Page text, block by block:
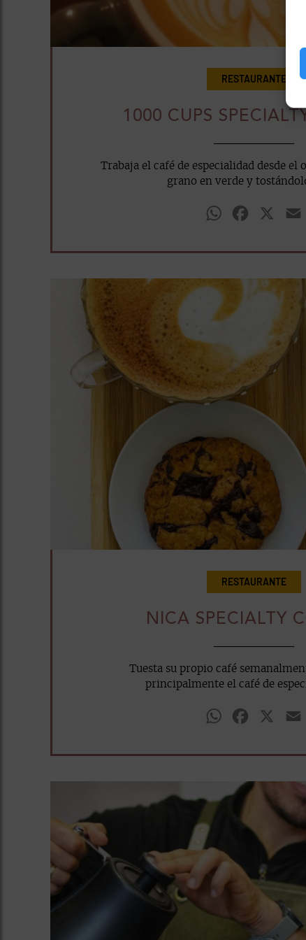
RESTAURANTE
1000 CUPS
Trabaja el café de especialidad desde
grano en verde y
WhatsAppFacebook
RESTAURANTE
NICA SPECIALTY
Tuesta su propio café
principalmente el café de
WhatsAppFacebook